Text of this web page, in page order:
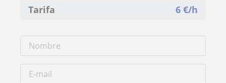
Tarifa 6 €/h